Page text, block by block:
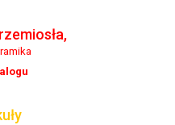
rzemiosła,